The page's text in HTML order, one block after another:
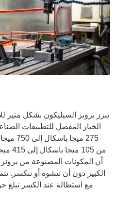
يبرز برونز السيليكون بشكل مثير
الخيار المفضل للتطبيقات
275
من
أن المكونات المصنوعة من
الكبير دون أن تتشوه أو تنكسر.